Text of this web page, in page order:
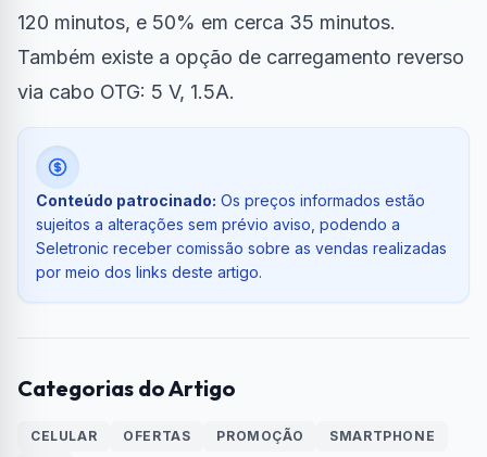
120 minutos, e 50% em cerca 35 minutos.
Também existe a opção de carregamento reverso
via cabo OTG: 5 V, 1.5A.
Conteúdo patrocinado: Os preços informados estão
sujeitos a alterações sem prévio aviso, podendo a
Seletronic receber comissão sobre as vendas realizadas
por meio dos links deste artigo.
Categorias do Artigo
CELULAR OFERTAS PROMOÇÃO
SMARTPHONE